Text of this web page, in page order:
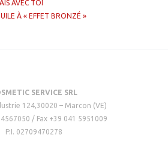
AVEC TOI
À « EFFET BRONZÉ »
SERVICE SRL
124,30020 – Marcon (VE)
/ Fax +39 041 5951009
P.I. 02709470278